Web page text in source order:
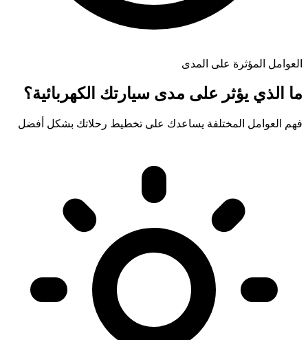
العوامل المؤثرة على المدى
ما الذي يؤثر على مدى سيارتك الكهربائية؟
فهم العوامل المختلفة يساعدك على تخطيط رحلاتك بشكل أفضل